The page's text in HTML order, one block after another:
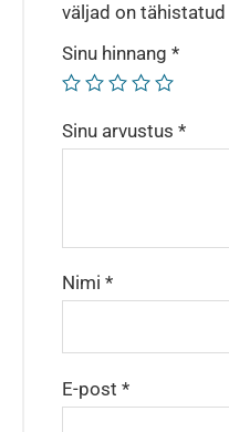
väljad on tähistatud
Sinu hinnang *
Sinu arvustus *
Nimi *
E-post *